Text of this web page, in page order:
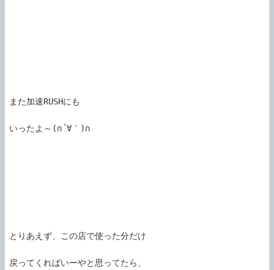
また加速RUSHにも
いったよ～(∩´∀｀)∩
とりあえず、この店で使った分だけ
戻ってくればいーやと思ってたら、